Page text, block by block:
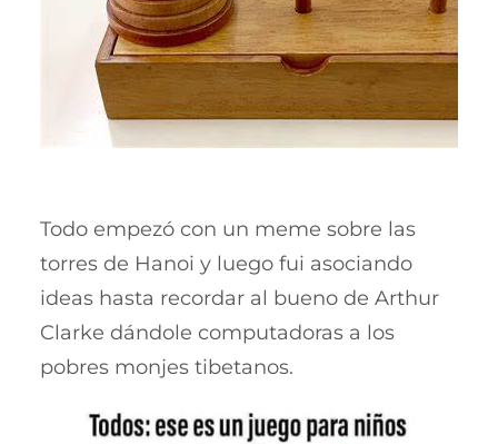
Todo empezó con un meme sobre las
torres de Hanoi y luego fui asociando
ideas hasta recordar al bueno de Arthur
Clarke dándole computadoras a los
pobres monjes tibetanos.